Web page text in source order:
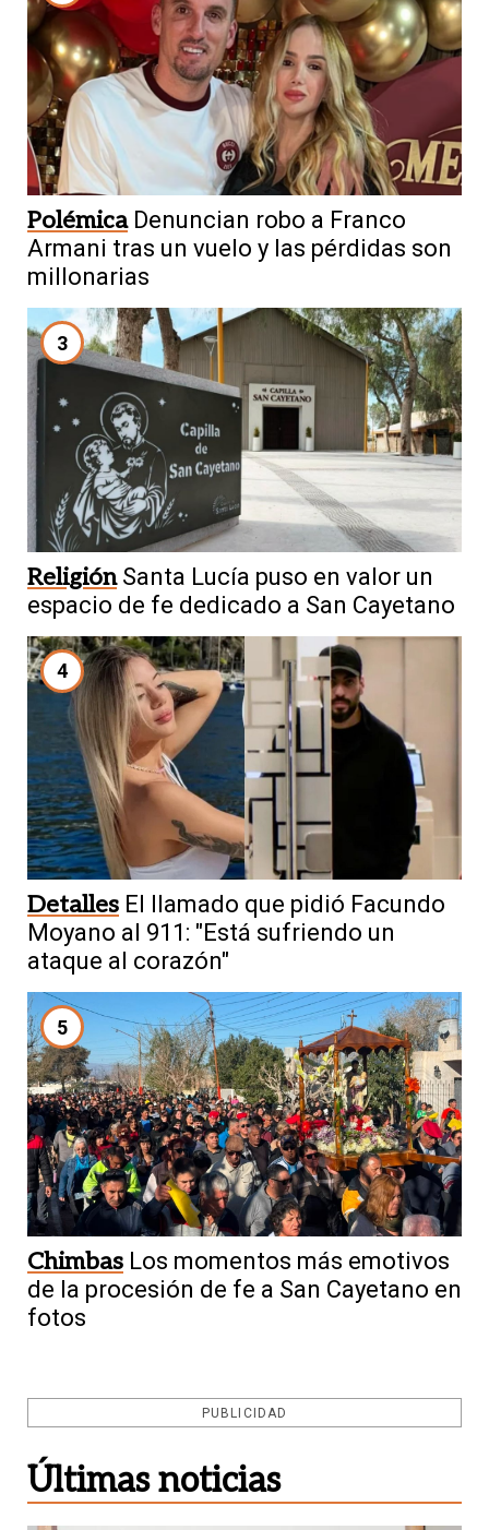
Polémica Denuncian robo a Franco
Armani tras un vuelo y las pérdidas son
millonarias
3
Religión Santa Lucía puso en valor un
espacio de fe dedicado a San Cayetano
4
Detalles El llamado que pidió Facundo
Moyano al 911: "Está sufriendo un
ataque al corazón"
5
Chimbas Los momentos más emotivos
de la procesión de fe a San Cayetano en
fotos
PUBLICIDAD
Últimas noticias